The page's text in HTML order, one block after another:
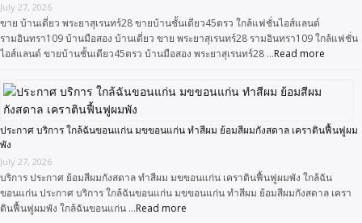
July 27, 2026
ขาย บ้านเดี่ยว พระยาสุเรนทร์28 ขายบ้านชั้นเดียว45ตรว ใกล้แฟชั่นไอส์แลนด์
รามอินทรา109 บ้านมือสอง บ้านเดี่ยว ขาย พระยาสุเรนทร์28 รามอินทรา109 ใกล้แฟชั่น
ไอส์แลนด์ ขายบ้านชั้นเดียว45ตรว บ้านมือสอง พระยาสุเรนทร์28 …Read more
ประกาศ บริการ ใกล้ฉันขอนแก่น มขขอนแก่น ทำสีผม ย้อมสีผมกังสดาล เคราตินฟื้นฟูผม
พัง
July 27, 2026
บริการ ประกาศ ย้อมสีผมกังสดาล ทำสีผม มขขอนแก่น เคราตินฟื้นฟูผมพัง ใกล้ฉัน
ขอนแก่น ประกาศ บริการ ใกล้ฉันขอนแก่น มขขอนแก่น ทำสีผม ย้อมสีผมกังสดาล เครา
ตินฟื้นฟูผมพัง ใกล้ฉันขอนแก่น …Read more